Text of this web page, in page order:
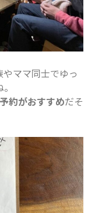
ママ同士でゆっ
約がおすすめだそ